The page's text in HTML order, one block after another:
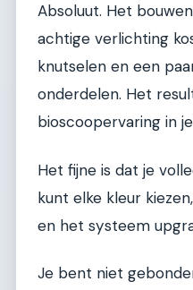
Absoluut. Het
achtige verlichting
knutselen en een
onderdelen. Het
bioscoopervaring in
Het fijne is dat je
kunt elke kleur
en het systeem
Je bent niet